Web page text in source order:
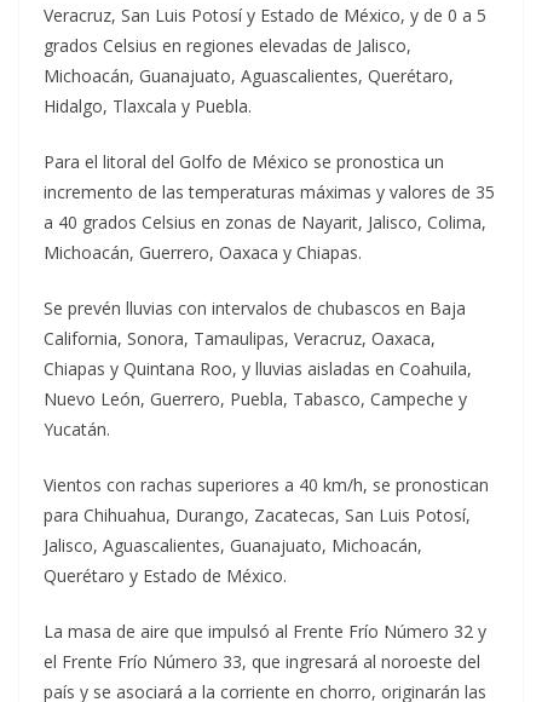
Veracruz, San Luis Potosí y Estado de México, y de 0 a 5
grados Celsius en regiones elevadas de Jalisco,
Michoacán, Guanajuato, Aguascalientes, Querétaro,
Hidalgo, Tlaxcala y Puebla.
Para el litoral del Golfo de México se pronostica un
incremento de las temperaturas máximas y valores de 35
a 40 grados Celsius en zonas de Nayarit, Jalisco, Colima,
Michoacán, Guerrero, Oaxaca y Chiapas.
Se prevén lluvias con intervalos de chubascos en Baja
California, Sonora, Tamaulipas, Veracruz, Oaxaca,
Chiapas y Quintana Roo, y lluvias aisladas en Coahuila,
Nuevo León, Guerrero, Puebla, Tabasco, Campeche y
Yucatán.
Vientos con rachas superiores a 40 km/h, se pronostican
para Chihuahua, Durango, Zacatecas, San Luis Potosí,
Jalisco, Aguascalientes, Guanajuato, Michoacán,
Querétaro y Estado de México.
La masa de aire que impulsó al Frente Frío Número 32 y
el Frente Frío Número 33, que ingresará al noroeste del
país y se asociará a la corriente en chorro, originarán las